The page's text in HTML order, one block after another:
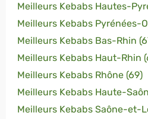
Meilleurs Kebabs Hautes-
Meilleurs Kebabs Pyrénées-
Meilleurs Kebabs Bas-Rhin
Meilleurs Kebabs Haut-Rhin
Meilleurs Kebabs Rhône (69)
Meilleurs Kebabs Haute-
Meilleurs Kebabs Saône-et-